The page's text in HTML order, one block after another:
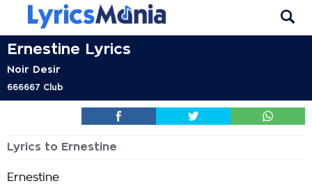
Ernestine Lyrics
Noir Desir
666667 Club
Lyrics to Ernestine
Ernestine